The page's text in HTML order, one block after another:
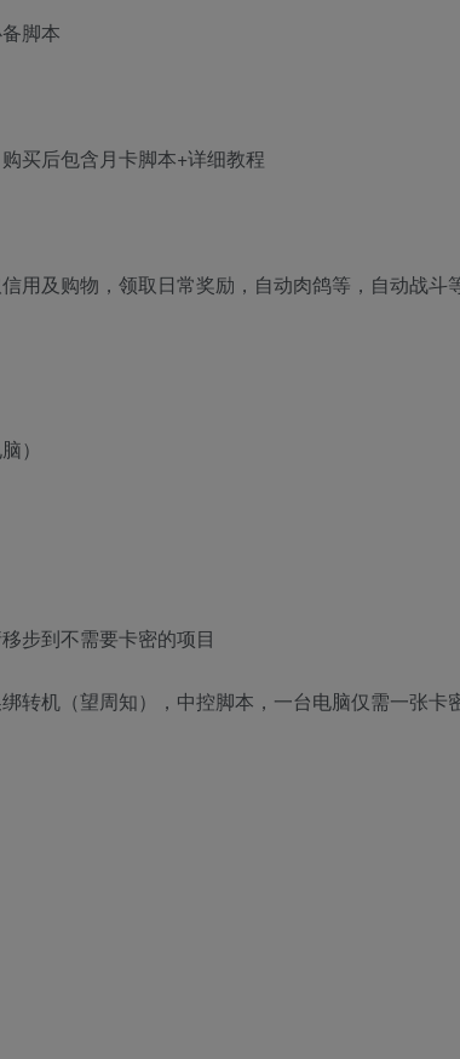
脚本
买后包含月卡脚本+详细教程
用及购物，领取日常奖励，自动肉鸽等，自动战斗
）
步到不需要卡密的项目
转机（望周知），中控脚本，一台电脑仅需一张卡